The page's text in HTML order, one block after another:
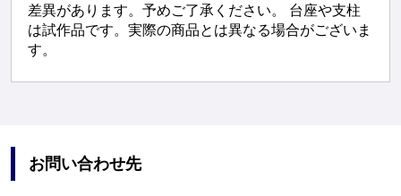
差異があります。予めご了承ください。 台座や支柱
は試作品です。実際の商品とは異なる場合がございま
す。
お問い合わせ先